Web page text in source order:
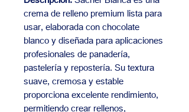
crema de relleno premium lista para
usar, elaborada con chocolate
blanco y diseñada para aplicaciones
profesionales de panadería,
pastelería y repostería. Su textura
suave, cremosa y estable
proporciona excelente rendimiento,
permitiendo crear rellenos,